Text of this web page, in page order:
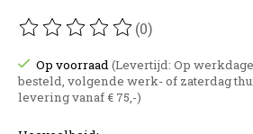
De beoordeling van dit product is
(0)
Op voorraad (Levertijd: Op
besteld, volgende werk- of zaterdag
levering vanaf € 75,-)